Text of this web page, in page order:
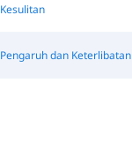
Kesulitan
Pengaruh dan Keterlibatan